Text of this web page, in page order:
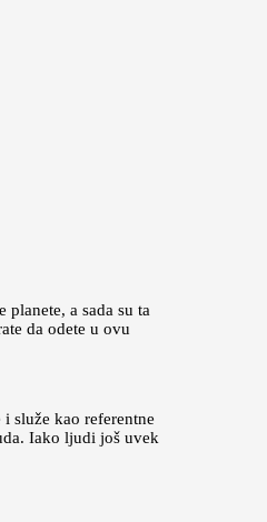
a sada su ta
da odete u ovu
služe kao referentne
Iako ljudi još uvek